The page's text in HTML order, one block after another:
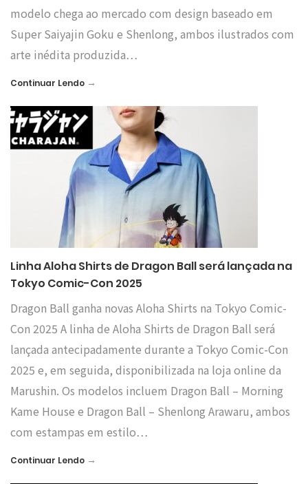
modelo chega ao mercado com design baseado em
Super Saiyajin Goku e Shenlong, ambos ilustrados com
arte inédita produzida…
Continuar Lendo →
Linha Aloha Shirts de Dragon Ball será lançada na
Tokyo Comic-Con 2025
Dragon Ball ganha novas Aloha Shirts na Tokyo Comic-
Con 2025 A linha de Aloha Shirts de Dragon Ball será
lançada antecipadamente durante a Tokyo Comic-Con
2025 e, em seguida, disponibilizada na loja online da
Marushin. Os modelos incluem Dragon Ball – Morning
Kame House e Dragon Ball – Shenlong Arawaru, ambos
com estampas em estilo…
Continuar Lendo →